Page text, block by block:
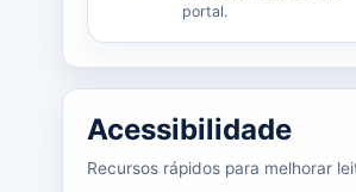
portal.
Acessibilidade
Recursos rápidos para melhorar